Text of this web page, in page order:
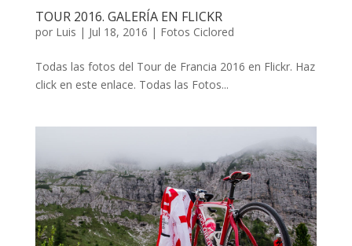
TOUR 2016. GALERÍA EN FLICKR
por Luis | Jul 18, 2016 | Fotos Ciclored
Todas las fotos del Tour de Francia 2016 en Flickr. Haz
click en este enlace. Todas las Fotos...